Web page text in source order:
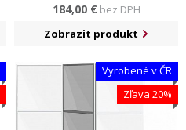
184,00 €bez DPH
Zobrazit produkt
Vyrobené v ČR
Zľava 20%